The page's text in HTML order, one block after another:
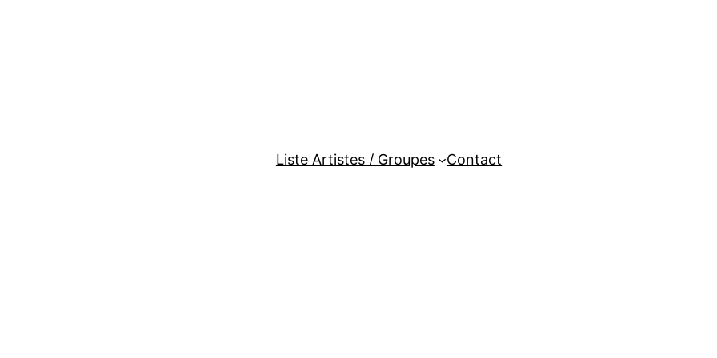
Liste Artistes / Groupes Contact